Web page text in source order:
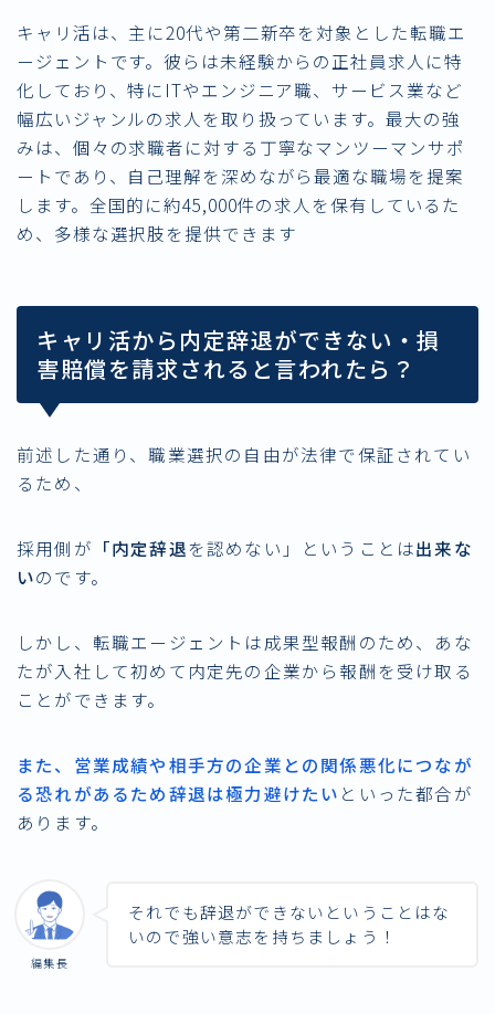
キャリ活は、主に20代や第二新卒を対象とした転職エ
ージェントです。彼らは未経験からの正社員求人に特
化しており、特にITやエンジニア職、サービス業など
幅広いジャンルの求人を取り扱っています。最大の強
みは、個々の求職者に対する丁寧なマンツーマンサポ
ートであり、自己理解を深めながら最適な職場を提案
します。全国的に約45,000件の求人を保有しているた
め、多様な選択肢を提供できます
キャリ活から内定辞退ができない・損
害賠償を請求されると言われたら？
前述した通り、職業選択の自由が法律で保証されてい
る ため、
採用側が 「内定辞退を認めない」ということは出来な
いのです。
しかし、転職エージェントは成果型報酬のため、あな
たが入社して初めて内定先の企業から報酬を受け取る
ことができます。
また、営業成績や相手方の企業との関係悪化につなが
る恐れがあるため辞退は極力避けたい といった都合が
あります。
編集長
それでも辞退ができないということはな
いので強い意志を持ちましょう！